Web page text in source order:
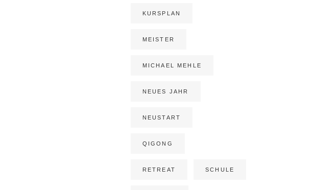
KURSPLAN
MEISTER
MICHAEL MEHLE
NEUES JAHR
NEUSTART
QIGONG
RETREAT SCHULE